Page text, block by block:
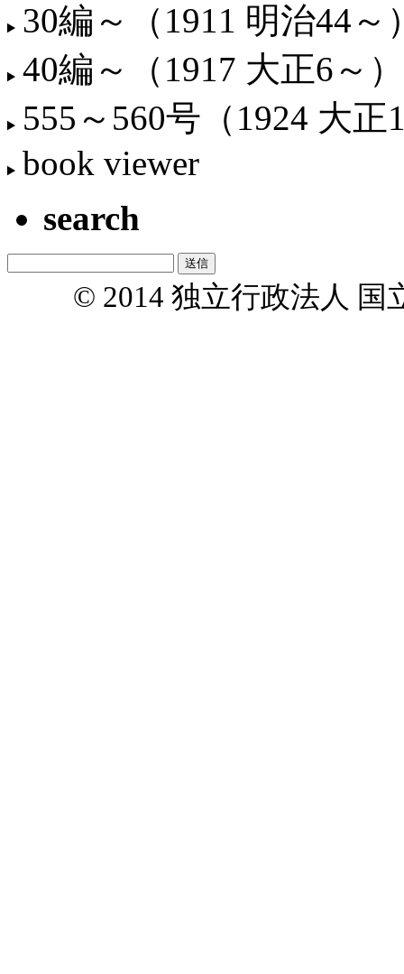
30編～（1911 明治44～
40編～（1917 大正6～）
555～560号（1924 大正
book viewer
search
© 2014 独立行政法人 国